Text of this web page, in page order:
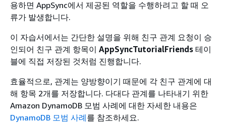
용하면 AppSync에서 제공된 역할을 수행하려고 할 때 오
류가 발생합니다.
이 자습서에서는 간단한 설명을 위해 친구 관계 요청이 승
인되어 친구 관계 항목이 AppSyncTutorialFriends 테이
블에 직접 저장된 것처럼 진행합니다.
효율적으로, 관계는 양방향이기 때문에 각 친구 관계에 대
해 항목 2개를 저장합니다. 다대다 관계를 나타내기 위한
Amazon DynamoDB 모범 사례에 대한 자세한 내용은
DynamoDB 모범 사례를 참조하세요.